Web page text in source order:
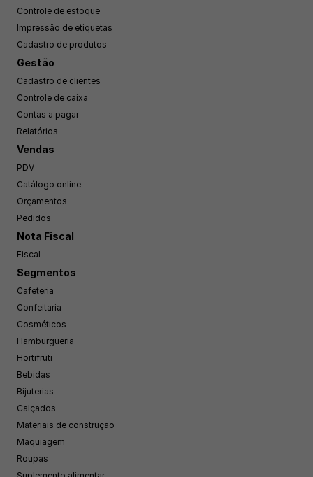
Controle de estoque
Impressão de etiquetas
Cadastro de produtos
Gestão
Cadastro de clientes
Controle de caixa
Contas a pagar
Relatórios
Vendas
PDV
Catálogo online
Orçamentos
Pedidos
Nota Fiscal
Fiscal
Segmentos
Cafeteria
Confeitaria
Cosméticos
Hamburgueria
Hortifruti
Bebidas
Bijuterias
Calçados
Materiais de construção
Maquiagem
Roupas